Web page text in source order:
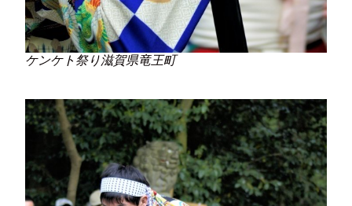
ケンケト祭り滋賀県竜王町